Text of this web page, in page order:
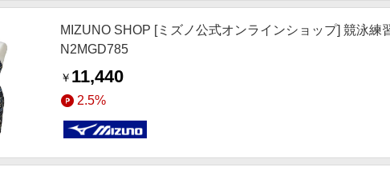
MIZUNO SHOP [ミズノ公式オンラインショップ] 競泳練
N2MGD785
￥ 11,440
2.5%